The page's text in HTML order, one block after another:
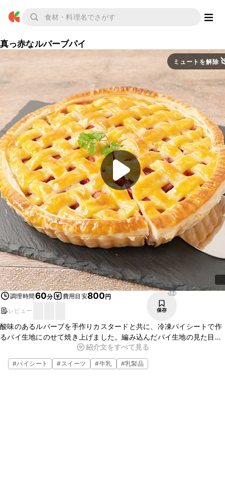
真っ赤なルバーブパイ
ミュートを解除
調理時間60分 費用目安800円
レビュー
186
保存
酸味のあるルバーブを手作りカスタードと共に、冷凍パイシートで作
るパイ生地にのせて焼き上げました。編み込んだパイ生地の見た目も
華やかな仕上がりですが、ルバーブの赤い色が映え断面もとても綺麗
ですよ。ぜひお試しください。
紹介文をすべて見る
#パイシート #スイーツ #牛乳 #乳製品